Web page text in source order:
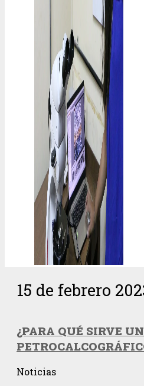
15 de febrero
¿PARA QUÉ SIRVE
Noticias